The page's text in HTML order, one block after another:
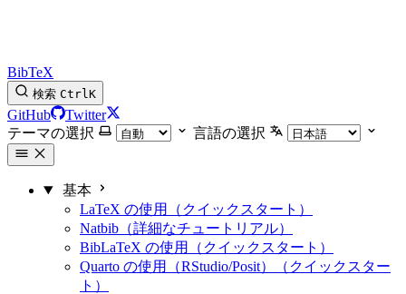
BibTeX
検索 CtrlK
GitHub
Twitter
テーマの選択
言語の選択
基本
LaTeX の使用（クイックスタート）
Natbib（詳細なチュートリアル）
BibLaTeX の使用（クイックスタート）
Quarto の使用（RStudio/Posit）（クイックスター
ト）